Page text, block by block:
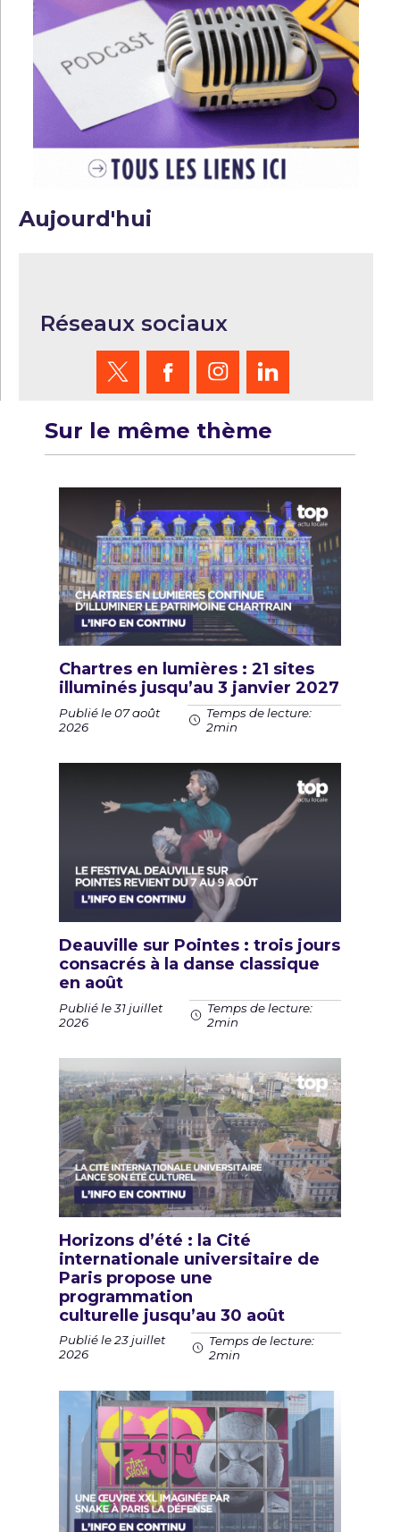
Aujourd'hui
Réseaux sociaux
Sur le même thème
Chartres en lumières : 21 sites
illuminés jusqu’au 3 janvier 2027
Publié le 07 août
2026
Temps de lecture:
2min
Deauville sur Pointes : trois jours
consacrés à la danse classique
en août
Publié le 31 juillet
2026
Temps de lecture:
2min
Horizons d’été : la Cité
internationale universitaire de
Paris propose une
programmation
culturelle jusqu’au 30 août
Publié le 23 juillet
2026
Temps de lecture:
2min